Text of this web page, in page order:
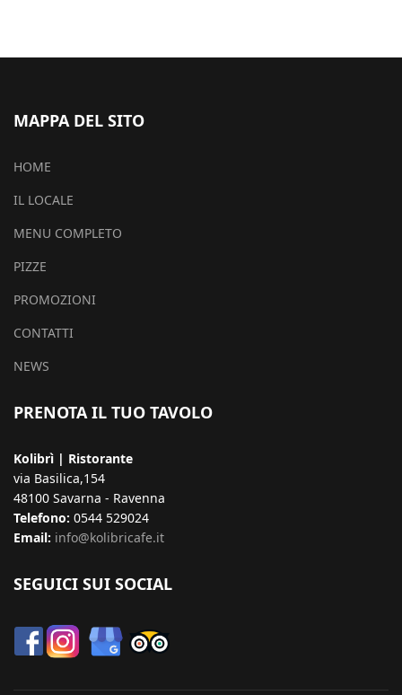
MAPPA DEL SITO
HOME
IL LOCALE
MENU COMPLETO
PIZZE
PROMOZIONI
CONTATTI
NEWS
PRENOTA IL TUO TAVOLO
Kolibrì | Ristorante
via Basilica,154
48100 Savarna - Ravenna
Telefono: 0544 529024
Email: info@kolibricafe.it
SEGUICI SUI SOCIAL